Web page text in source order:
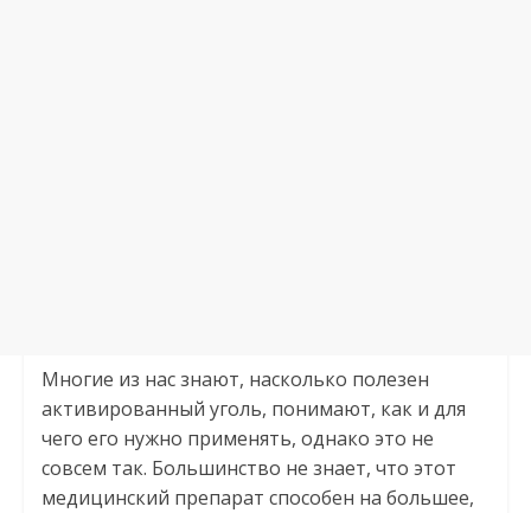
Многие из нас знают, насколько полезен
активированный уголь, понимают, как и для
чего его нужно применять, однако это не
совсем так. Большинство не знает, что этот
медицинский препарат способен на большее,